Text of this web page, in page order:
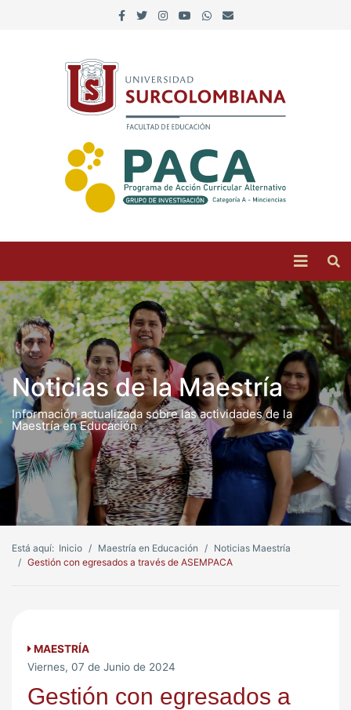
Noticias de la Maestría
Información actualizada sobre las actividades de la
Maestría en Educación
Está aquí: Inicio Maestría en Educación
Noticias Maestría
Gestión con egresados a través de ASEMPACA
MAESTRÍA
Viernes, 07 de Junio de 2024
Gestión con egresados a